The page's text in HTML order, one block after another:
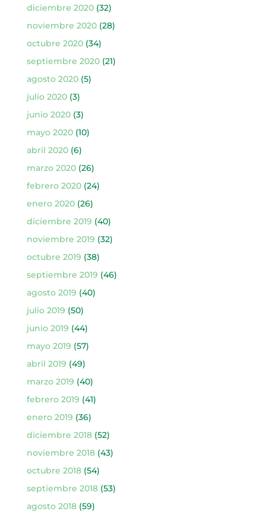
diciembre 2020(32)
noviembre 2020(28)
octubre 2020(34)
septiembre 2020(21)
agosto 2020(5)
julio 2020(3)
junio 2020(3)
mayo 2020(10)
abril 2020(6)
marzo 2020(26)
febrero 2020(24)
enero 2020(26)
diciembre 2019 (40)
noviembre 2019 (32)
octubre 2019 (38)
septiembre 2019 (46)
agosto 2019 (40)
julio 2019 (50)
junio 2019 (44)
mayo 2019 (57)
abril 2019 (49)
marzo 2019 (40)
febrero 2019 (41)
enero 2019 (36)
diciembre 2018(52)
noviembre 2018(43)
octubre 2018(54)
septiembre 2018(53)
agosto 2018(59)